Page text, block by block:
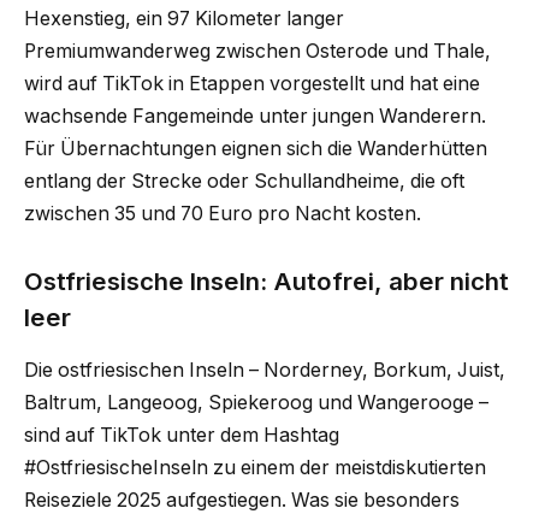
Hexenstieg, ein 97 Kilometer langer
Premiumwanderweg zwischen Osterode und Thale,
wird auf TikTok in Etappen vorgestellt und hat eine
wachsende Fangemeinde unter jungen Wanderern.
Für Übernachtungen eignen sich die Wanderhütten
entlang der Strecke oder Schullandheime, die oft
zwischen 35 und 70 Euro pro Nacht kosten.
Ostfriesische Inseln: Autofrei, aber nicht
leer
Die ostfriesischen Inseln – Norderney, Borkum, Juist,
Baltrum, Langeoog, Spiekeroog und Wangerooge –
sind auf TikTok unter dem Hashtag
#OstfriesischeInseln zu einem der meistdiskutierten
Reiseziele 2025 aufgestiegen. Was sie besonders